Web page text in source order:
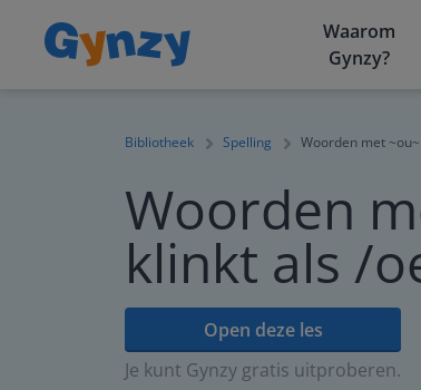
Waarom
Gynzy?
Bibliotheek Spelling Woorden met
Woorden
klinkt als /
Open deze les
Je kunt Gynzy gratis uitproberen.